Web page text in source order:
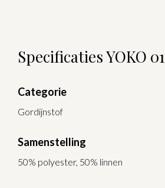
Specificaties YOKO 01
Categorie
Gordijnstof
Samenstelling
50% polyester, 50% linnen